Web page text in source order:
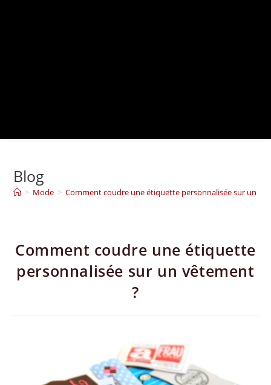
Blog
> Mode > Comment coudre une étiquette personnalisée sur un
Comment coudre une étiquette
personnalisée sur un vêtement
?